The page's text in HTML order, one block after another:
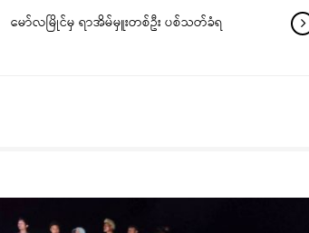
မော်လမြိုင်မှ ရာအိမ်မှူးတစ်ဦး ပစ်သတ်ခံရ